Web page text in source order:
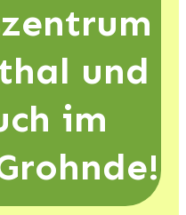
und
im